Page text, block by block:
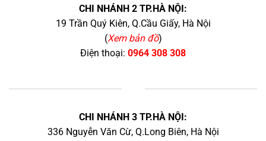
CHI NHÁNH 2 TP.HÀ NỘI:
19 Trần Quý Kiên, Q.Cầu Giấy, Hà Nội
(Xem bản đồ)
Điện thoại: 0964 308 308
CHI NHÁNH 3 TP.HÀ NỘI:
336 Nguyễn Văn Cừ, Q.Long Biên, Hà Nội